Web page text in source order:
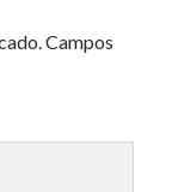
Campos